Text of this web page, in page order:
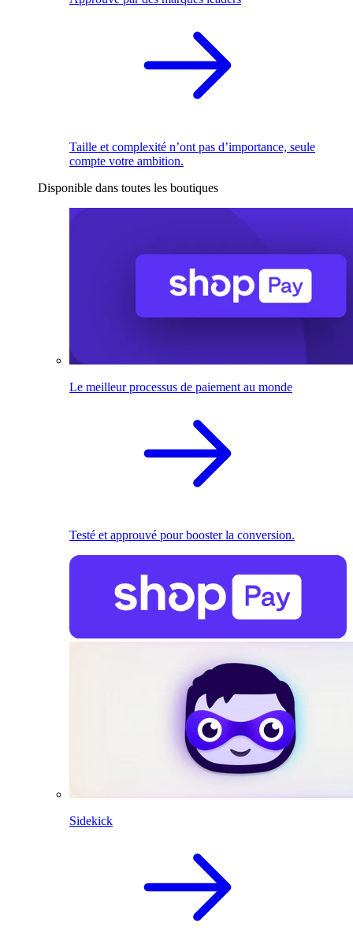
Taille et complexité n’ont pas d’importance, seule
compte votre ambition.
Disponible dans toutes les boutiques
Le meilleur processus de paiement au monde
Testé et approuvé pour booster la conversion.
Sidekick